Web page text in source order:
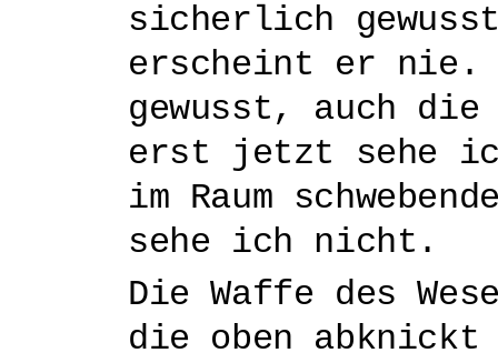
sicherlich
erscheint er nie.
gewusst, auch
erst jetzt sehe
im Raum
sehe ich nicht.
Die Waffe des
die oben abknickt